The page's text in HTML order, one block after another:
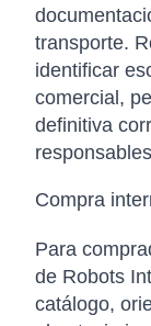
transporte.
identificar
comercial,
definitiva
Compra
Para
de Robots
catálogo,